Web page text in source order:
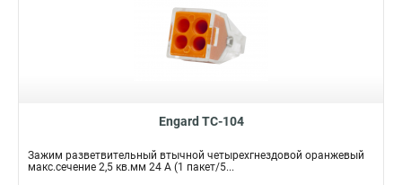
Engard TC-104
Зажим разветвительный втычной четырехгнездовой оранжевый
макс.сечение 2,5 кв.мм 24 А (1 пакет/5...